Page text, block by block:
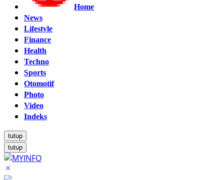
Home
News
Lifestyle
Finance
Health
Techno
Sports
Otomotif
Photo
Video
Indeks
tutup
tutup